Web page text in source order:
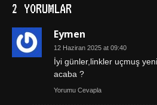
2 YORUMLAR
Eymen
12 Haziran 2025 at 09:40
İyi günler,linkler uçmuş
acaba ?
Yorumu Cevapla